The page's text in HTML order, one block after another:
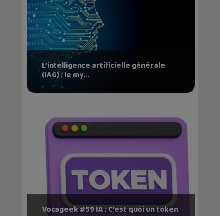
L’intelligence artificielle générale
(IAG) : le my...
Vocageek #59 IA : C’est quoi un token